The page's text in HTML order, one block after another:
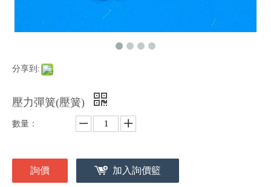
分享到:
壓力彈簧(壓簧)
數量：
詢價 加入詢價籃